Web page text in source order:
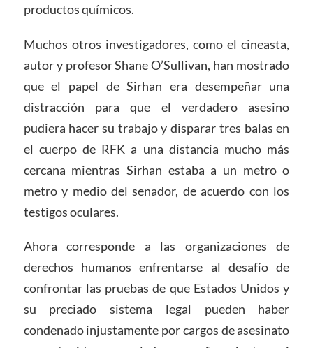
productos químicos.
Muchos otros investigadores, como el cineasta,
autor y profesor Shane O’Sullivan, han mostrado
que el papel de Sirhan era desempeñar una
distracción para que el verdadero asesino
pudiera hacer su trabajo y disparar tres balas en
el cuerpo de RFK a una distancia mucho más
cercana mientras Sirhan estaba a un metro o
metro y medio del senador, de acuerdo con los
testigos oculares.
Ahora corresponde a las organizaciones de
derechos humanos enfrentarse al desafío de
confrontar las pruebas de que Estados Unidos y
su preciado sistema legal pueden haber
condenado injustamente por cargos de asesinato